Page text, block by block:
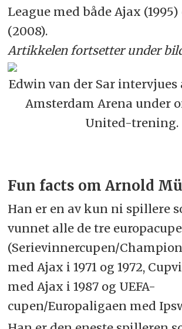
League med både Ajax
(2008).
Artikkelen fortsetter under
Edwin van der Sar intervjues
Amsterdam Arena under
United-trening.
Fun facts om Arnold
Han er en av kun ni spillere
vunnet alle de tre
(Serievinnercupen/
med Ajax i 1971 og 1972,
med Ajax i 1987 og UEFA-
cupen/Europaligaen med